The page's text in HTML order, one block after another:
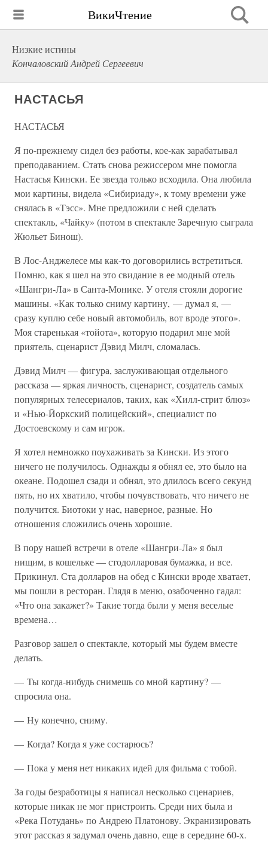
ВикиЧтение
Низкие истины
Кончаловский Андрей Сергеевич
НАСТАСЬЯ
НАСТАСЬЯ
Я по-прежнему сидел без работы, кое-как зарабатывал
преподаванием. Стать снова режиссером мне помогла
Настасья Кински. Ее звезда только всходила. Она любила
мои картины, видела «Сибириаду», к тому времени уже
снялась в «Тэсс». Мне предложили с ней сделать
спектакль, «Чайку» (потом в спектакле Заречную сыграла
Жюльет Бинош).
В Лос-Анджелесе мы как-то договорились встретиться.
Помню, как я шел на это свидание в ее модный отель
«Шангри-Ла» в Санта-Монике. У отеля стояли дорогие
машины. «Как только сниму картину, — думал я, —
сразу куплю себе новый автомобиль, вот вроде этого».
Моя старенькая «тойота», которую подарил мне мой
приятель, сценарист Дэвид Милч, сломалась.
Дэвид Милч — фигура, заслуживающая отдельного
рассказа — яркая личность, сценарист, создатель самых
популярных телесериалов, таких, как «Хилл-стрит блюз»
и «Нью-Йоркский полицейский», специалист по
Достоевскому и сам игрок.
Я хотел немножко поухаживать за Кински. Из этого
ничего не получилось. Однажды я обнял ее, это было на
океане. Подошел сзади и обнял, это длилось всего секунд
пять, но их хватило, чтобы почувствовать, что ничего не
получится. Биотоки у нас, наверное, разные. Но
отношения сложились очень хорошие.
В пору нашей встречи в отеле «Шангри-Ла» я был
нищим, в кошельке — стодолларовая бумажка, и все.
Прикинул. Ста долларов на обед с Кински вроде хватает,
мы пошли в ресторан. Глядя в меню, озабоченно гадал:
«Что она закажет?» Такие тогда были у меня веселые
времена…
Разговор зашел о спектакле, который мы будем вместе
делать.
— Ты когда-нибудь снимешь со мной картину? —
спросила она.
— Ну конечно, сниму.
— Когда? Когда я уже состарюсь?
— Пока у меня нет никаких идей для фильма с тобой.
За годы безработицы я написал несколько сценариев,
которые никак не мог пристроить. Среди них была и
«Река Потудань» по Андрею Платонову. Экранизировать
этот рассказ я задумал очень давно, еще в середине 60-х.